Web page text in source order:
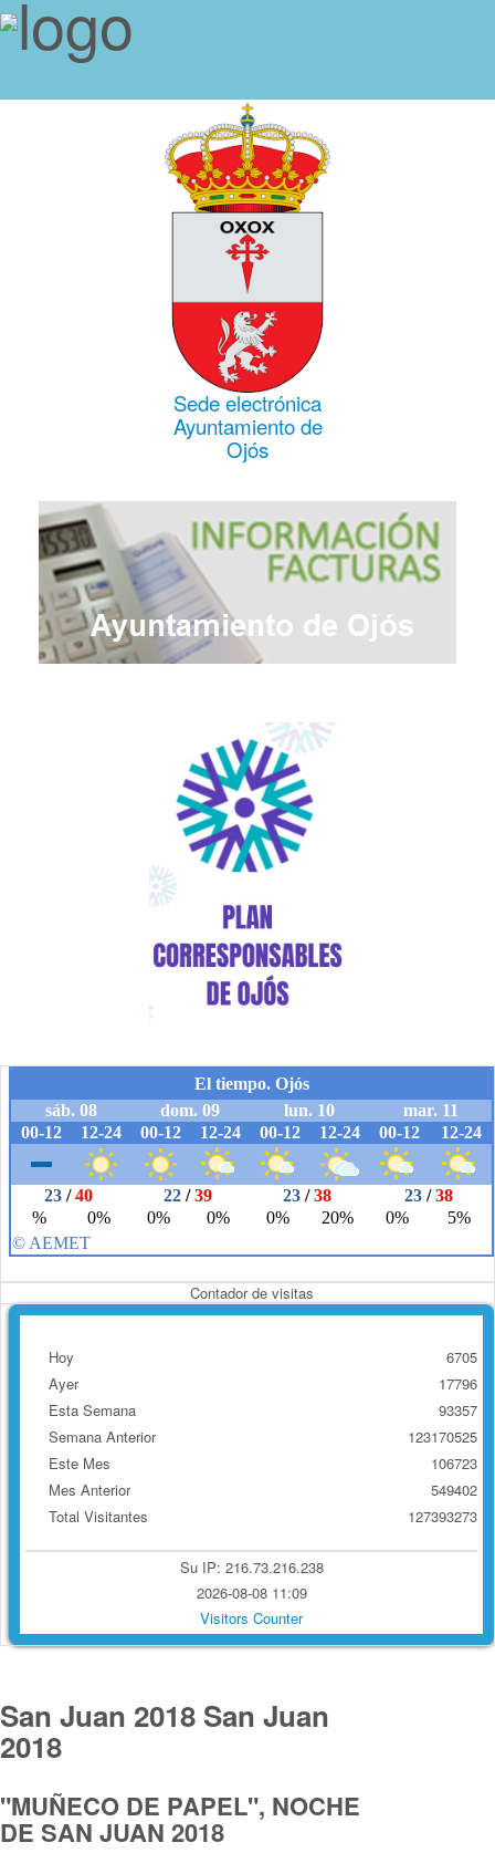
Sede electrónica
Ayuntamiento de
Ojós
Contador de visitas
Hoy
Ayer
Esta Semana
Semana Anterior
Este Mes
Mes Anterior
Total Visitantes
6705
17796
93357
123170525
106723
549402
127393273
Su IP: 216.73.216.238
2026-08-08 11:09
Visitors Counter
San Juan 2018 San Juan
2018
"MUÑECO DE PAPEL", NOCHE
DE SAN JUAN 2018